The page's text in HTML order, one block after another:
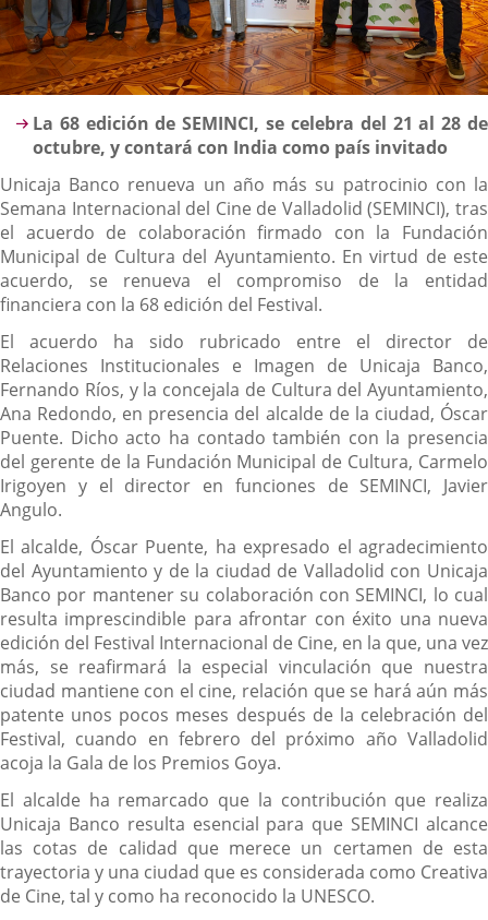
Descripción
La 68 edición de SEMINCI, se celebra del 21 al 28 de
octubre, y contará con India como país invitado
Unicaja Banco renueva un año más su patrocinio con la
Semana Internacional del Cine de Valladolid (SEMINCI), tras
el acuerdo de colaboración firmado con la Fundación
Municipal de Cultura del Ayuntamiento. En virtud de este
acuerdo, se renueva el compromiso de la entidad
financiera con la 68 edición del Festival.
El acuerdo ha sido rubricado entre el director de
Relaciones Institucionales e Imagen de Unicaja Banco,
Fernando Ríos, y la concejala de Cultura del Ayuntamiento,
Ana Redondo, en presencia del alcalde de la ciudad, Óscar
Puente. Dicho acto ha contado también con la presencia
del gerente de la Fundación Municipal de Cultura, Carmelo
Irigoyen y el director en funciones de SEMINCI, Javier
Angulo.
El alcalde, Óscar Puente, ha expresado el agradecimiento
del Ayuntamiento y de la ciudad de Valladolid con Unicaja
Banco por mantener su colaboración con SEMINCI, lo cual
resulta imprescindible para afrontar con éxito una nueva
edición del Festival Internacional de Cine, en la que, una vez
más, se reafirmará la especial vinculación que nuestra
ciudad mantiene con el cine, relación que se hará aún más
patente unos pocos meses después de la celebración del
Festival, cuando en febrero del próximo año Valladolid
acoja la Gala de los Premios Goya.
El alcalde ha remarcado que la contribución que realiza
Unicaja Banco resulta esencial para que SEMINCI alcance
las cotas de calidad que merece un certamen de esta
trayectoria y una ciudad que es considerada como Creativa
de Cine, tal y como ha reconocido la UNESCO.